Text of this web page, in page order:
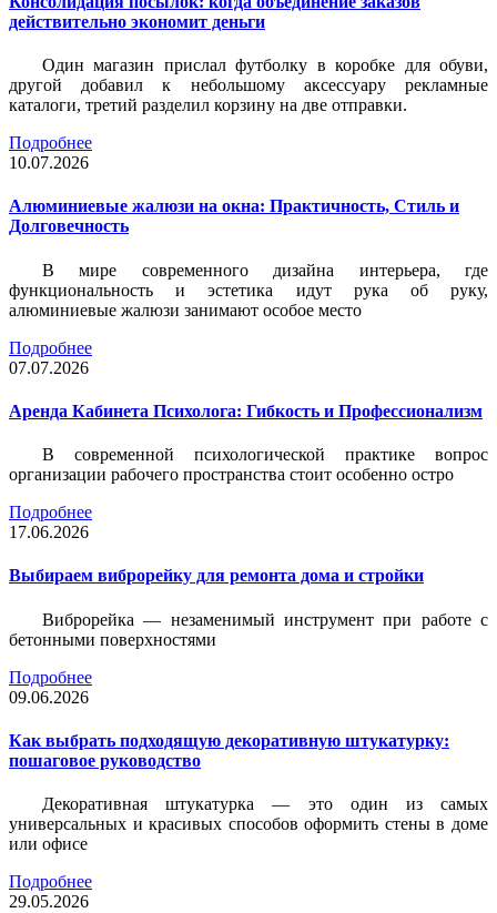
действительно экономит деньги
Один магазин прислал футболку в коробке для обуви,
другой добавил к небольшому аксессуару рекламные
каталоги, третий разделил корзину на две отправки.
Подробнее
10.07.2026
Алюминиевые жалюзи на окна: Практичность, Стиль и
Долговечность
В мире современного дизайна интерьера, где
функциональность и эстетика идут рука об руку,
алюминиевые жалюзи занимают особое место
Подробнее
07.07.2026
Аренда Кабинета Психолога: Гибкость и Профессионализм
В современной психологической практике вопрос
организации рабочего пространства стоит особенно остро
Подробнее
17.06.2026
Выбираем виброрейку для ремонта дома и стройки
Виброрейка — незаменимый инструмент при работе с
бетонными поверхностями
Подробнее
09.06.2026
Как выбрать подходящую декоративную штукатурку:
пошаговое руководство
Декоративная штукатурка — это один из самых
универсальных и красивых способов оформить стены в доме
или офисе
Подробнее
29.05.2026